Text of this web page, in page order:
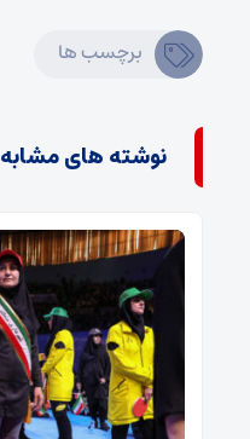
برچسب ها
نوشته های مشابه